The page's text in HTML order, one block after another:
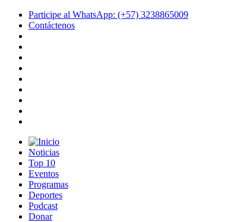
Participe al WhatsApp: (+57) 3238865009
Contáctenos
Noticias
Top 10
Eventos
Programas
Deportes
Podcast
Donar